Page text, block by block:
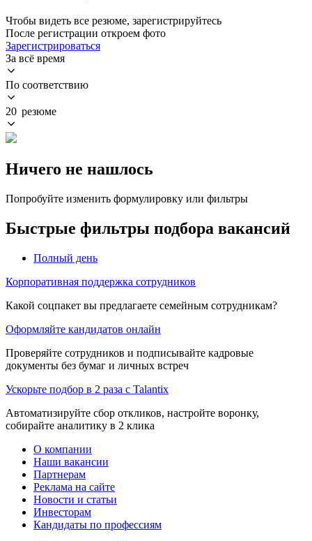
Чтобы видеть все резюме, зарегистрируйтесь
После регистрации откроем фото
Зарегистрироваться
За всё время
По соответствию
20 резюме
Ничего не нашлось
Попробуйте изменить формулировку или фильтры
Быстрые фильтры подбора вакансий
Полный день
Корпоративная поддержка сотрудников
Какой соцпакет вы предлагаете семейным сотрудникам?
Оформляйте кандидатов онлайн
Проверяйте сотрудников и подписывайте кадровые
документы без бумаг и личных встреч
Ускорьте подбор в 2 раза с Talantix
Автоматизируйте сбор откликов, настройте воронку,
собирайте аналитику в 2 клика
О компании
Наши вакансии
Партнерам
Реклама на сайте
Новости и статьи
Инвесторам
Кандидаты по профессиям